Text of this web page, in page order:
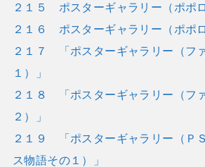
２１５ ポスターギャラリー（ポポロ
２１６ ポスターギャラリー（ポポ
２１７ 「ポスターギャラリー（フ
１）」
２１８ 「ポスターギャラリー（フ
２）」
２１９ 「ポスターギャラリー（Ｐ
ス物語その１）」